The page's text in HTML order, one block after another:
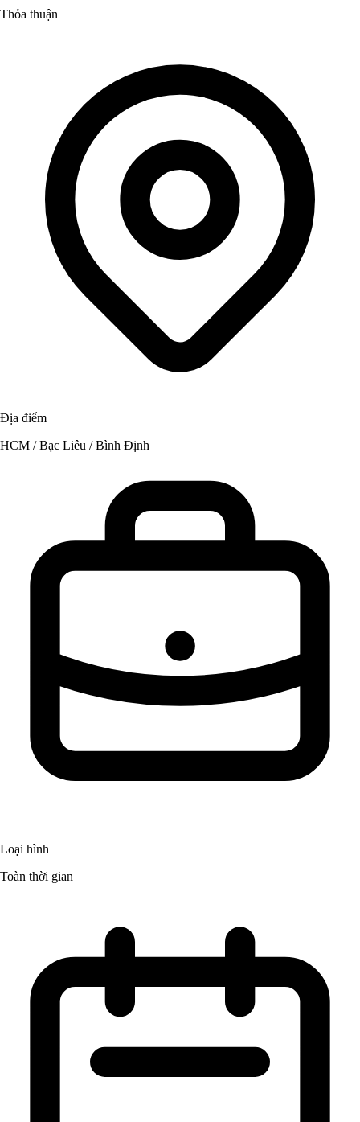
Thỏa thuận
Địa điểm
HCM / Bạc Liêu / Bình Định
Loại hình
Toàn thời gian